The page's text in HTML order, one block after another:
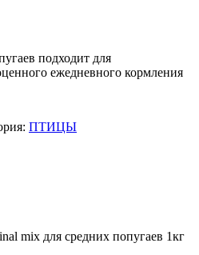
подходит для
ежедневного кормления
ПТИЦЫ
mix для средних попугаев 1кг